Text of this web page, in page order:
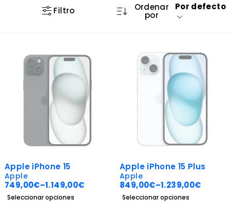
Filtro Ordenar
por
Por defecto
SOLD OUT
Apple iPhone 15
Apple
749,00€–1.149,00€
Seleccionar opciones
SOLD OUT
Apple iPhone 15 Plus
Apple
849,00€–1.239,00€
Seleccionar opciones